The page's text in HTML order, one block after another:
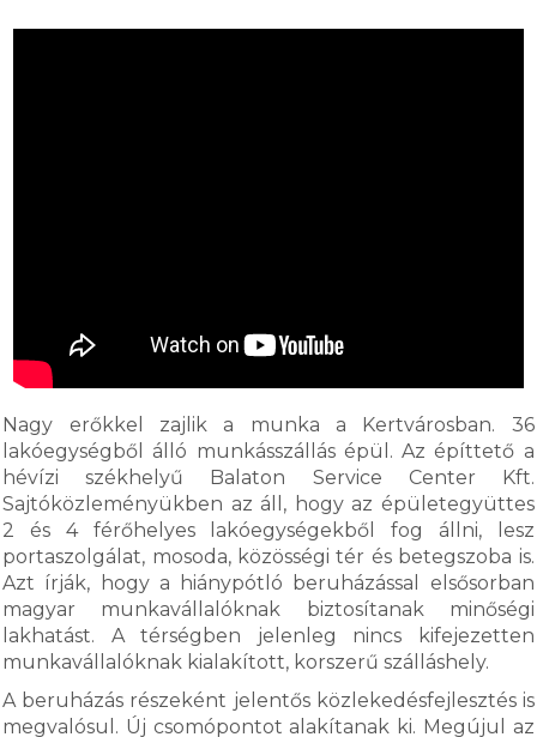
Nagy erőkkel zajlik a munka a Kertvárosban. 36
lakóegységből álló munkásszállás épül. Az építtető a
hévízi székhelyű Balaton Service Center Kft.
Sajtóközleményükben az áll, hogy az épületegyüttes
2 és 4 férőhelyes lakóegységekből fog állni, lesz
portaszolgálat, mosoda, közösségi tér és betegszoba is.
Azt írják, hogy a hiánypótló beruházással elsősorban
magyar munkavállalóknak biztosítanak minőségi
lakhatást. A térségben jelenleg nincs kifejezetten
munkavállalóknak kialakított, korszerű szálláshely.
A beruházás részeként jelentős közlekedésfejlesztés is
megvalósul. Új csomópontot alakítanak ki. Megújul az